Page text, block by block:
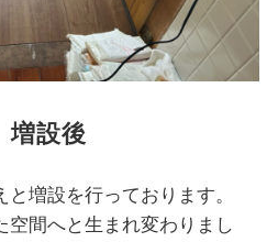
設後
増設を行っております。
空間へと生まれ変わりまし